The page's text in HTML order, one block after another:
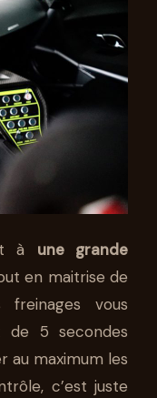
à une grande
en maitrise de
vous
de 5 secondes
au maximum les
c’est juste